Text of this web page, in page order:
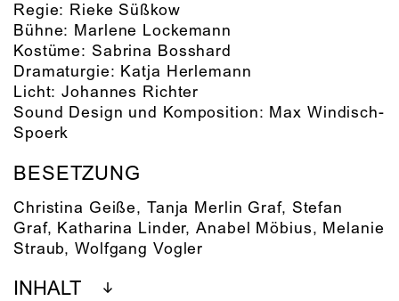
Regie: Rieke Süßkow
Bühne: Marlene Lockemann
Kostüme: Sabrina Bosshard
Dramaturgie: Katja Herlemann
Licht:Johannes Richter
Sound Design und Komposition: Max Windisch-
Spoerk
BESETZUNG
Christina Geiße, Tanja Merlin Graf, Stefan
Graf, Katharina Linder,Anabel Möbius, Melanie
Straub,Wolfgang Vogler
INHALT